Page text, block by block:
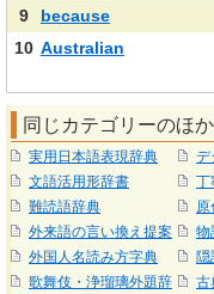
9
because
10 Australian
同じカテゴリーのほ
実用日本語表現辞典
文語活用形辞書
難読語辞典
外来語の言い換え提案
外国人名読み方字典
歌舞伎・浄瑠璃外題辞
デ
丁
原
物
隠
古